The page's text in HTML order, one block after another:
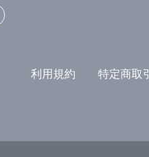
利用規約 特定商取